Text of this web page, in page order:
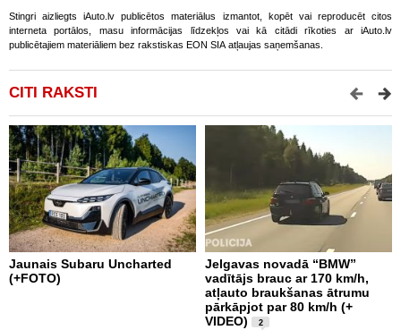
Stingri aizliegts iAuto.lv publicētos materiālus izmantot, kopēt vai reproducēt citos
interneta portālos, masu informācijas līdzekļos vai kā citādi rīkoties ar iAuto.lv
publicētajiem materiāliem bez rakstiskas EON SIA atļaujas saņemšanas.
CITI RAKSTI
Jaunais Subaru Uncharted
(+FOTO)
Jelgavas novadā “BMW”
vadītājs brauc ar 170 km/h,
atļauto braukšanas ātrumu
pārkāpjot par 80 km/h (+
VIDEO)
2